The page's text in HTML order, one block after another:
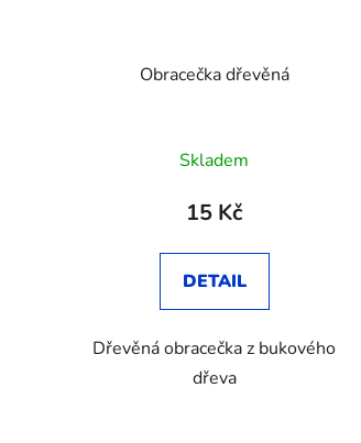
Obracečka dřevěná
Skladem
15 Kč
DETAIL
Dřevěná obracečka z bukového
dřeva